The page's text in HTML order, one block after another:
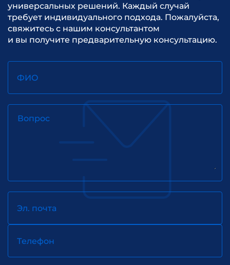
универсальных решений. Каждый случай
требует индивидуального подхода. Пожалуйста,
свяжитесь с нашим консультантом
и вы получите предварительную консультацию.
ФИО
Вопрос
Эл. почта
Телефон